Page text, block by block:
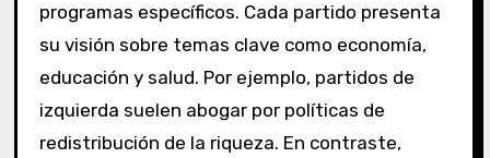
programas específicos. Cada partido presenta
su visión sobre temas clave como economía,
educación y salud. Por ejemplo, partidos de
izquierda suelen abogar por políticas de
redistribución de la riqueza. En contraste,